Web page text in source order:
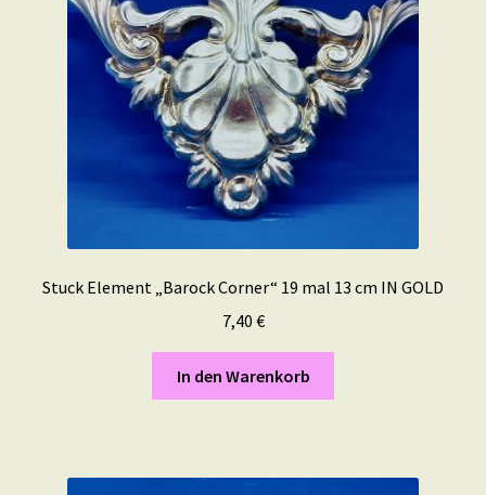
Stuck Element „Barock Corner“ 19 mal 13 cm IN GOLD
7,40 €
In den Warenkorb